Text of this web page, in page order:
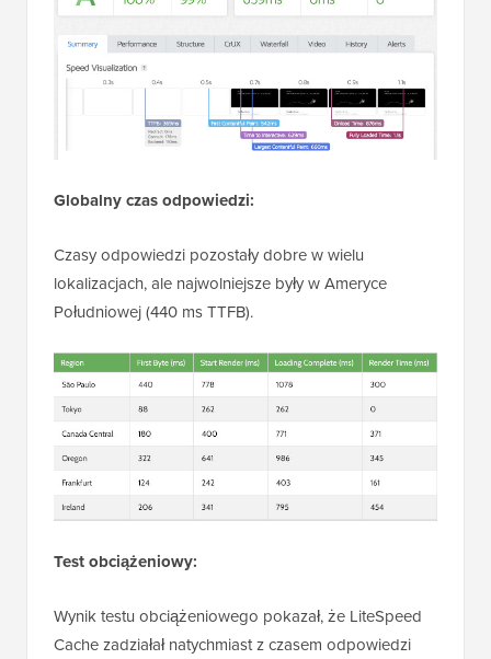
Globalny czas odpowiedzi:
Czasy odpowiedzi pozostały dobre w wielu
lokalizacjach, ale najwolniejsze były w Ameryce
Południowej (440 ms TTFB).
Test obciążeniowy:
Wynik testu obciążeniowego pokazał, że LiteSpeed
Cache zadziałał natychmiast z czasem odpowiedzi